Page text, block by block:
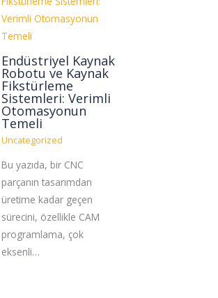
Endüstriyel Kaynak
Robotu ve Kaynak
Fikstürleme
Sistemleri: Verimli
Otomasyonun
Temeli
Uncategorized
Bu yazıda, bir CNC
parçanın tasarımdan
üretime kadar geçen
sürecini, özellikle CAM
programlama, çok
eksenli…